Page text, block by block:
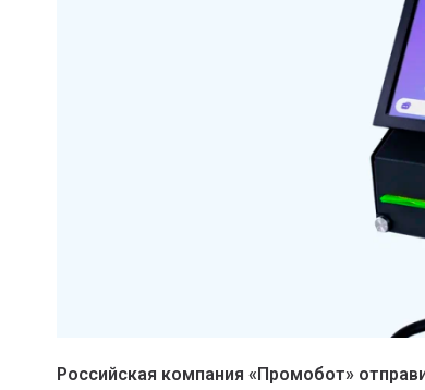
Российская компания «Промобот»